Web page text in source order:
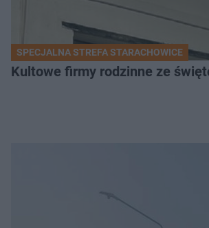
SPECJALNA STREFA STARACHOWICE
Kultowe firmy rodzinne ze